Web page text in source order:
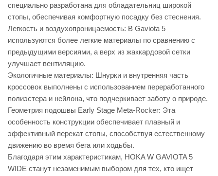
специально разработана для обладательниц широкой
стопы, обеспечивая комфортную посадку без стеснения.
Легкость и воздухопроницаемость: В Gaviota 5
используются более легкие материалы по сравнению с
предыдущими версиями, а верх из жаккардовой сетки
улучшает вентиляцию.
Экологичные материалы: Шнурки и внутренняя часть
кроссовок выполнены с использованием переработанного
полиэстера и нейлона, что подчеркивает заботу о природе.
Геометрия подошвы Early Stage Meta-Rocker: Эта
особенность конструкции обеспечивает плавный и
эффективный перекат стопы, способствуя естественному
движению во время бега или ходьбы.
Благодаря этим характеристикам, HOKA W GAVIOTA 5
WIDE станут незаменимым выбором для тех, кто ищет